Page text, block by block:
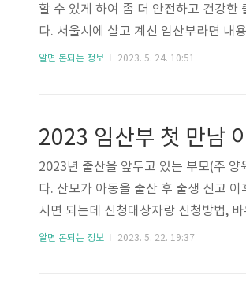
할 수 있게 하여 좀 더 안전하고 건강한
다. 서울시에 살고 계신 임산부라면 내
교통비 지원대상 서울시에 거주하는 임
현재 6개월 이상 서울시에 거주하는 것
알면 돈되는 정보 2023. 5. 24. 10:51
2023년 출산을 앞두고 있는 부모(주
다. 산모가 아동을 출산 후 출생 신고
시면 되는데 신청대상자랑 신청방법,
23 첫 만남 이용권 대상 첫 만남 이용권
알면 돈되는 정보 2023. 5. 22. 19:37